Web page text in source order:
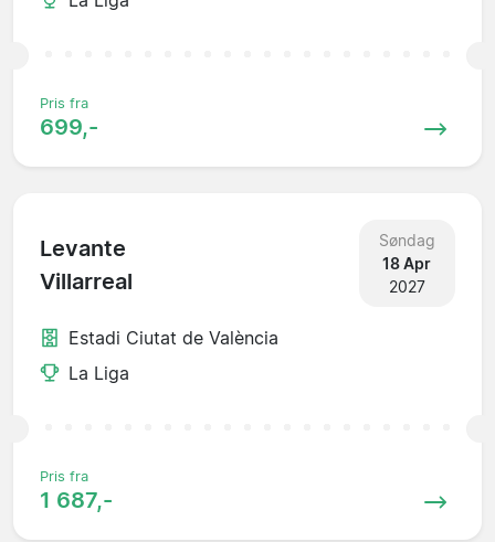
Pris fra
699,-
Levante
Villarreal
Søndag
18 Apr
2027
Estadi Ciutat de València
La Liga
Pris fra
1 687,-